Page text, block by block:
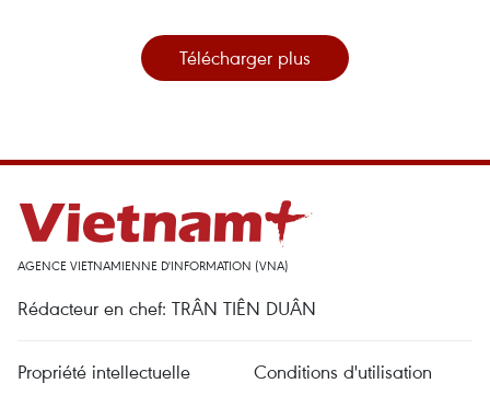
Télécharger plus
AGENCE VIETNAMIENNE D'INFORMATION (VNA)
Rédacteur en chef: TRÂN TIÊN DUÂN
Propriété intellectuelle Conditions d'utilisation